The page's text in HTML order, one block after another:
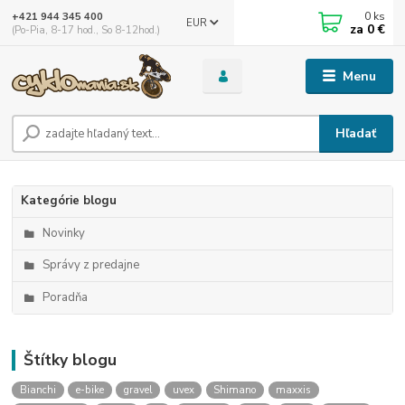
Menu
EUR
Hľadať
+421 944 345 400
(Po-Pia, 8-17 hod., So 8-12hod.)
0 ks
za 0 €
Kategórie blogu
Novinky
Správy z predajne
Poradňa
Štítky blogu
Bianchi e-bike gravel uvex Shimano
maxxis